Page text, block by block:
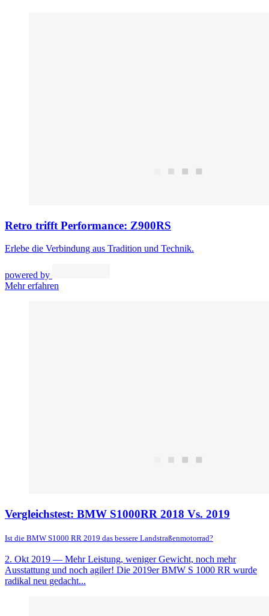
Retro trifft Performance: Z900RS
Erlebe die Verbindung aus Tradition und Technik.
powered by
Mehr erfahren
Vergleichstest: BMW S1000RR 2018 Vs. 2019
Ist die BMW S1000 RR 2019 das bessere Landstraßenmotorrad?
2. Okt 2019 — Mehr Leistung, weniger Gewicht, noch mehr
Ausstattung und noch agiler! Die 2019er BMW S 1000 RR wurde
radikal neu gedacht...